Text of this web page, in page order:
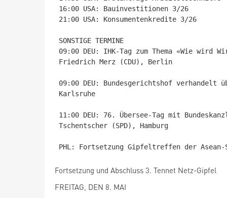
16:00 USA: Bauinvestitionen 3/26
21:00 USA: Konsumentenkredite 3/26
SONSTIGE TERMINE
09:00 DEU: IHK-Tag zum Thema «Wie
Friedrich Merz (CDU), Berlin
09:00 DEU: Bundesgerichtshof verhandelt
Karlsruhe
11:00 DEU: 76. Übersee-Tag mit
Tschentscher (SPD), Hamburg
Fortsetzung und Abschluss 3. Tennet Netz-Gipfel
FREITAG, DEN 8. MAI